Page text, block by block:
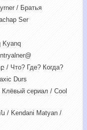
/ Братья
Ser
/ Что? Где? Когда?
Durs
сериал / Cool
Kendani Matyan /